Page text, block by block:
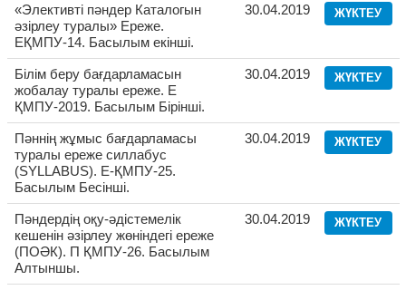
«Элективті пәндер Каталогын
әзірлеу туралы» Ереже.
ЕҚМПУ-14. Басылым екінші.
30.04.2019 ЖҮКТЕУ
Білім беру бағдарламасын
жобалау туралы ереже. Е
ҚМПУ-2019. Басылым Бірінші.
30.04.2019 ЖҮКТЕУ
Пәннің жұмыс бағдарламасы
туралы ереже силлабус
(SYLLABUS). Е-ҚМПУ-25.
Басылым Бесінші.
30.04.2019 ЖҮКТЕУ
Пәндердің оқу-әдістемелік
кешенін әзірлеу жөніндегі ереже
(ПОӘК). П ҚМПУ-26. Басылым
Алтыншы.
30.04.2019 ЖҮКТЕУ